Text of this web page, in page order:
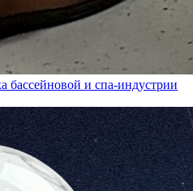
бассейновой и спа-индустрии